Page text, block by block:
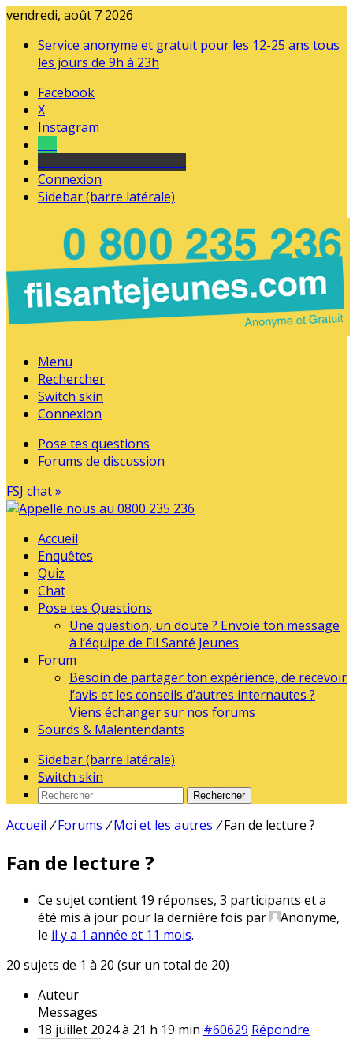
vendredi, août 7 2026
Service anonyme et gratuit pour les 12-25 ans tous
les jours de 9h à 23h
Facebook
X
Instagram
Connexion
Sidebar (barre latérale)
Menu
Rechercher
Switch skin
Connexion
Pose tes questions
Forums de discussion
FSJ chat »
Accueil
Enquêtes
Quiz
Chat
Pose tes Questions
Une question, un doute ? Envoie ton message
à l’équipe de Fil Santé Jeunes
Forum
Besoin de partager ton expérience, de recevoir
l’avis et les conseils d’autres internautes ?
Viens échanger sur nos forums
Sourds & Malentendants
Sidebar (barre latérale)
Switch skin
Rechercher
Accueil / Forums / Moi et les autres / Fan de lecture ?
Fan de lecture ?
Ce sujet contient 19 réponses, 3 participants et a
été mis à jour pour la dernière fois par
Anonyme,
le il y a 1 année et 11 mois.
20 sujets de 1 à 20 (sur un total de 20)
Auteur
Messages
18 juillet 2024 à 21 h 19 min #60629 Répondre